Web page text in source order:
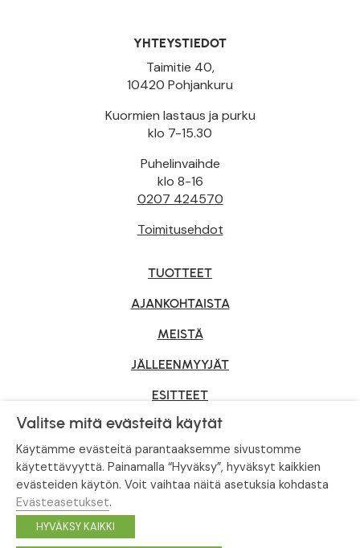
YHTEYSTIEDOT
Taimitie 40,
10420 Pohjankuru
Kuormien lastaus ja purku
klo 7-15.30
Puhelinvaihde
klo 8-16
0207 424570
Toimitusehdot
TUOTTEET
AJANKOHTAISTA
MEISTÄ
JÄLLEENMYYJÄT
ESITTEET
YRITYSMYYNTI
Tietosuojaseloste
© Tahvoset, All Rights Reserved.
Valitse mitä evästeitä käytät
Käytämme evästeitä parantaaksemme sivustomme
käytettävyyttä. Painamalla “Hyväksy”, hyväksyt kaikkien
evästeiden käytön. Voit vaihtaa näitä asetuksia kohdasta
Evästeasetukset.
HYVÄKSY KAIKKI